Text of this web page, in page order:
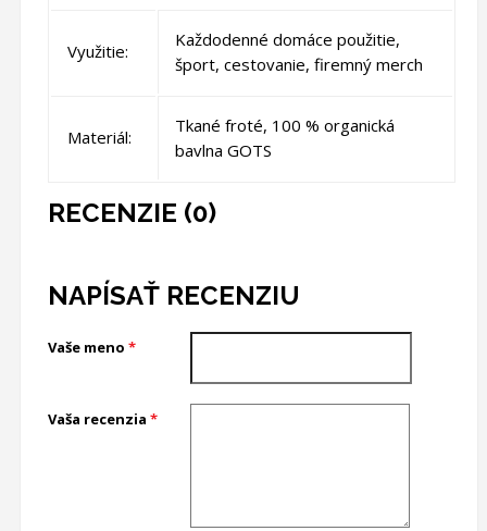
Využitie:
Každodenné domáce použitie,
šport, cestovanie, firemný merch
Materiál:
Tkané froté, 100 % organická
bavlna GOTS
RECENZIE (0)
NAPÍSAŤ RECENZIU
Vaše meno
Vaša recenzia